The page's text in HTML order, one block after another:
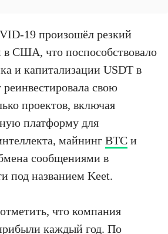
19 произошёл резкий
в США, что поспособствовало
и капитализации USDT в
реинвестировала свою
проектов, включая
платформу для
майнинг BTC и
сообщениями в
под названием Keet.
что компания
каждый год. По